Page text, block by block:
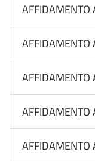
AFFIDAMENTO
AFFIDAMENTO
AFFIDAMENTO
AFFIDAMENTO
AFFIDAMENTO